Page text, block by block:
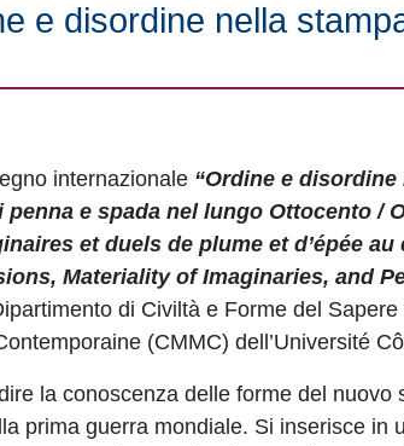
e disordine nella
internazionale “Ordine e
e spada nel lungo Ottocento /
et duels de plume et d’épée
Materiality of Imaginaries, and
di Civiltà e Forme del Sapere
(CMMC) dell’Université
la conoscenza delle forme del nuovo
prima guerra mondiale. Si inserisce in